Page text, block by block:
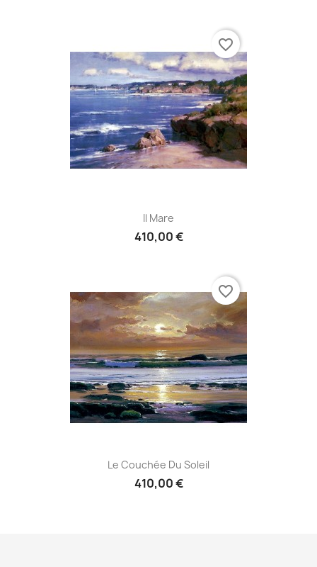
Il Mare
410,00 €
favorite_border
Le Couchée Du Soleil
410,00 €
favorite_border